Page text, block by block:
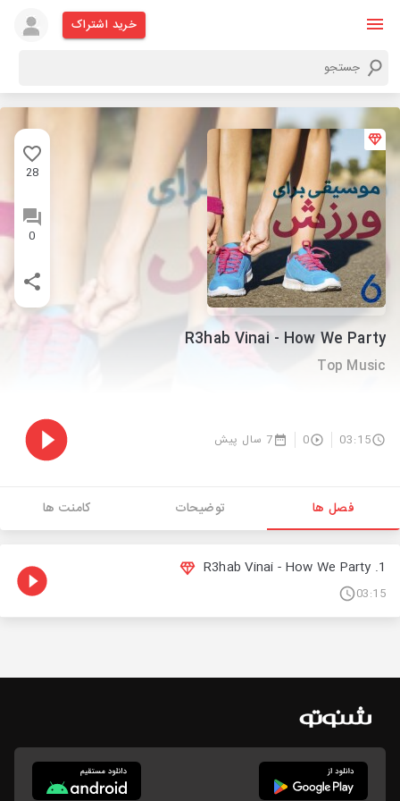
خرید اشتراک
28
0
R3hab Vinai - How We Party
Top Music
03:15
0 7 سال پیش
فصل ها توضیحات کامنت ها
1. R3hab Vinai - How We Party
03:15